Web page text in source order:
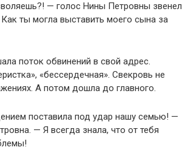
— голос Нины Петровны звенел
ты могла выставить моего сына за
поток обвинений в свой адрес.
«бессердечная». Свекровь не
А потом дошла до главного.
поставила под удар нашу семью! —
— Я всегда знала, что от тебя